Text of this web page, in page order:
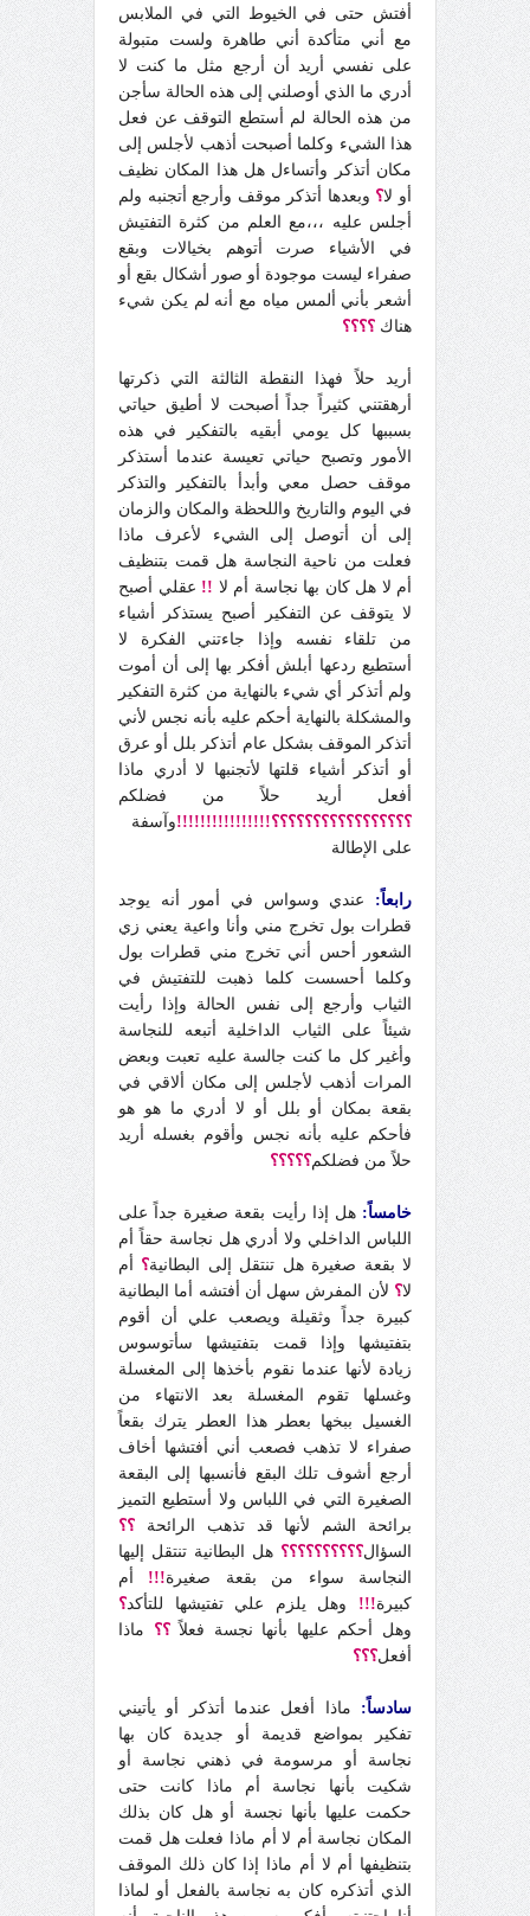
أفتش حتى في الخيوط التي في الملابس
مع أني متأكدة أني طاهرة ولست متبولة
على نفسي أريد أن أرجع مثل ما كنت لا
أدري ما الذي أوصلني إلى هذه الحالة سأجن
من هذه الحالة لم أستطع التوقف عن فعل
هذا الشيء وكلما أصبحت أذهب لأجلس إلى
مكان أتذكر وأتساءل هل هذا المكان نظيف
أو لا؟ وبعدها أتذكر موقف وأرجع أتجنبه ولم
أجلس عليه ،،،مع العلم من كثرة التفتيش
في الأشياء صرت أتوهم بخيالات وبقع
صفراء ليست موجودة أو صور أشكال بقع أو
أشعر بأني ألمس مياه مع أنه لم يكن شيء
هناك ؟؟؟؟
أريد حلاً فهذا النقطة الثالثة التي ذكرتها
أرهقتني كثيراً جداً أصبحت لا أطيق حياتي
بسببها كل يومي أبقيه بالتفكير في هذه
الأمور وتصبح حياتي تعيسة عندما أستذكر
موقف حصل معي وأبدأ بالتفكير والتذكر
في اليوم والتاريخ واللحظة والمكان والزمان
إلى أن أتوصل إلى الشيء لأعرف ماذا
فعلت من ناحية النجاسة هل قمت بتنظيف
أم لا هل كان بها نجاسة أم لا !! عقلي أصبح
لا يتوقف عن التفكير أصبح يستذكر أشياء
من تلقاء نفسه وإذا جاءتني الفكرة لا
أستطيع ردعها أبلش أفكر بها إلى أن أموت
ولم أتذكر أي شيء بالنهاية من كثرة التفكير
والمشكلة بالنهاية أحكم عليه بأنه نجس لأني
أتذكر الموقف بشكل عام أتذكر بلل أو عرق
أو أتذكر أشياء قلتها لأتجنبها لا أدري ماذا
أفعل أريد حلاً من فضلكم
؟؟؟؟؟؟؟؟؟؟؟؟؟؟؟؟؟!!!!!!!!!!!!!!!!وآسفة
على الإطالة
رابعاً: عندي وسواس في أمور أنه يوجد
قطرات بول تخرج مني وأنا واعية يعني زي
الشعور أحس أني تخرج مني قطرات بول
وكلما أحسست كلما ذهبت للتفتيش في
الثياب وأرجع إلى نفس الحالة وإذا رأيت
شيئاً على الثياب الداخلية أتبعه للنجاسة
وأغير كل ما كنت جالسة عليه تعبت وبعض
المرات أذهب لأجلس إلى مكان ألاقي في
بقعة بمكان أو بلل أو لا أدري ما هو هو
فأحكم عليه بأنه نجس وأقوم بغسله أريد
حلاً من فضلكم؟؟؟؟؟
خامساً:هل إذا رأيت بقعة صغيرة جداً على
اللباس الداخلي ولا أدري هل نجاسة حقاً أم
لا بقعة صغيرة هل تنتقل إلى البطانية؟ أم
لا؟ لأن المفرش سهل أن أفتشه أما البطانية
كبيرة جداً وثقيلة ويصعب علي أن أقوم
بتفتيشها وإذا قمت بتفتيشها سأتوسوس
زيادة لأنها عندما نقوم بأخذها إلى المغسلة
وغسلها تقوم المغسلة بعد الانتهاء من
الغسيل ببخها بعطر هذا العطر يترك بقعاً
صفراء لا تذهب فصعب أني أفتشها أخاف
أرجع أشوف تلك البقع فأنسبها إلى البقعة
الصغيرة التي في اللباس ولا أستطيع التميز
برائحة الشم لأنها قد تذهب الرائحة ؟؟
السؤال؟؟؟؟؟؟؟؟؟؟ هل البطانية تنتقل إليها
النجاسة سواء من بقعة صغيرة!!! أم
كبيرة!!! وهل يلزم علي تفتيشها للتأكد؟
وهل أحكم عليها بأنها نجسة فعلاً؟؟ ماذا
أفعل؟؟؟
سادساً: ماذا أفعل عندما أتذكر أو يأتيني
تفكير بمواضع قديمة أو جديدة كان بها
نجاسة أو مرسومة في ذهني نجاسة أو
شكيت بأنها نجاسة أم ماذا كانت حتى
حكمت عليها بأنها نجسة أو هل كان بذلك
المكان نجاسة أم لا أم ماذا فعلت هل قمت
بتنظيفها أم لا أم ماذا إذا كان ذلك الموقف
الذي أتذكره كان به نجاسة بالفعل أو لماذا